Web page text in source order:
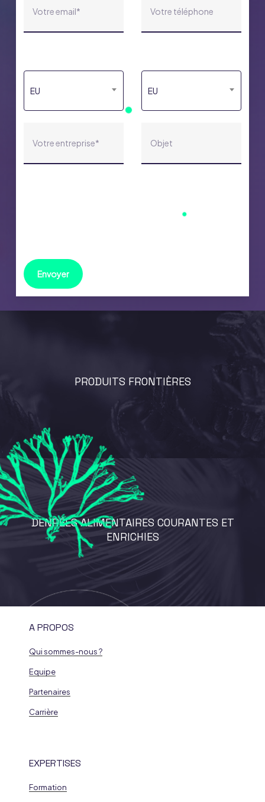
EU EU
ProductLife Group en accord avec sa [Politique
PRODUITS FRONTIÈRES
DENRÉES ALIMENTAIRES COURANTES ET
ENRICHIES
A PROPOS
Qui sommes-nous ?
Equipe
Partenaires
Carrière
EXPERTISES
Formation